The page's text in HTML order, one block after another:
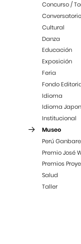
Concurso /
Conversatorio
Cultural
Danza
Educación
Exposición
Feria
Fondo
Idioma
Idioma
Institucional
Museo
Perú Ganbare
Premio José
Premios
Salud
Taller